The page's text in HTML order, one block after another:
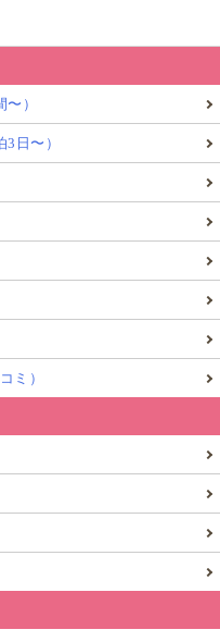
する記事一覧まとめ
っている アメリカ
Amazon
ございました！
海外学校選び
ダー
）
日〜）
ミ）